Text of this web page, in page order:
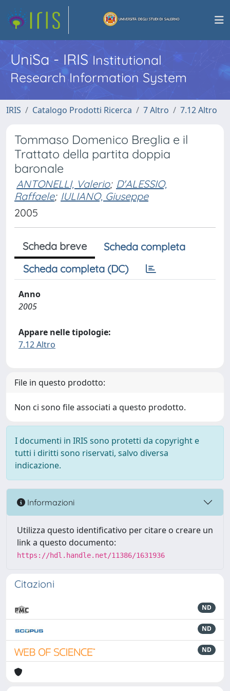
UniSa - IRISInstitutional
Research Information System
IRIS Catalogo Prodotti Ricerca 7 Altro 7.12 Altro
Tommaso Domenico Breglia e il
Trattato della partita doppia
baronale
ANTONELLI, Valerio; D'ALESSIO,
Raffaele; IULIANO, Giuseppe
2005
Scheda breve
Scheda completa
Scheda completa (DC)
Anno
2005
Appare nelle tipologie:
7.12 Altro
File in questo prodotto:
Non ci sono file associati a questo prodotto.
I documenti in IRIS sono protetti da copyright e
tutti i diritti sono riservati, salvo diversa
indicazione.
Informazioni
Utilizza questo identificativo per citare o creare un
link a questo documento:
https://hdl.handle.net/11386/1631936
Citazioni
ND
ND
ND